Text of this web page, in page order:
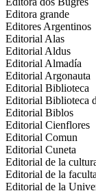
Editora grande
Editores Argentinos
Editorial Alas
Editorial Aldus
Editorial Almadía
Editorial Argonauta
Editorial Biblioteca
Editorial Biblioteca
Editorial Biblos
Editorial Cienflores
Editorial Comun
Editorial Cuneta
Editorial de la
Editorial de la
Editorial de la